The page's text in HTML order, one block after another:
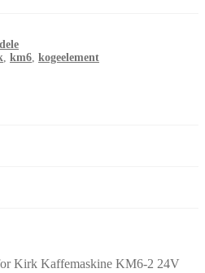
km6 kogeelement
Kirk Kaffemaskine KM6-2 24V